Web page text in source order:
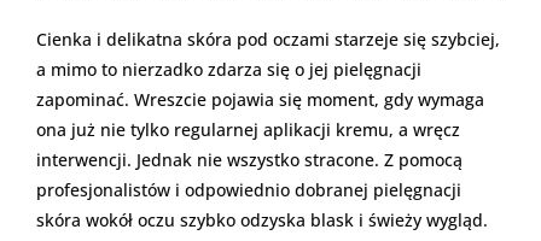
Cienka i delikatna skóra pod oczami starzeje się szybciej,
a mimo to nierzadko zdarza się o jej pielęgnacji
zapominać. Wreszcie pojawia się moment, gdy wymaga
ona już nie tylko regularnej aplikacji kremu, a wręcz
interwencji. Jednak nie wszystko stracone. Z pomocą
profesjonalistów i odpowiednio dobranej pielęgnacji
skóra wokół oczu szybko odzyska blask i świeży wygląd.